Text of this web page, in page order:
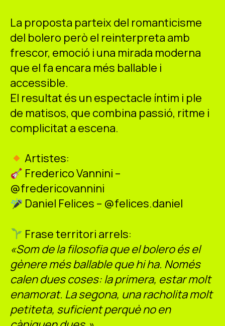
La proposta parteix del romanticisme
del bolero però el reinterpreta amb
frescor, emoció i una mirada moderna
que el fa encara més ballable i
accessible.
El resultat és un espectacle íntim i ple
de matisos, que combina passió, ritme i
complicitat a escena.
Artistes:
Frederico Vannini –
@fredericovannini
Daniel Felices – @felices.daniel
Frase territori arrels:
«Som de la filosofia que el bolero és el
gènere més ballable que hi ha. Només
calen dues coses: la primera, estar molt
enamorat. La segona, una racholita molt
petiteta, suficient perquè no en